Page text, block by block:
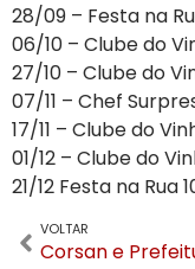
28/09 – Festa na
06/10 – Clube do
27/10 – Clube do
07/11 – Chef
17/11 – Clube do
01/12 – Clube do
21/12 Festa na Rua
VOLTAR